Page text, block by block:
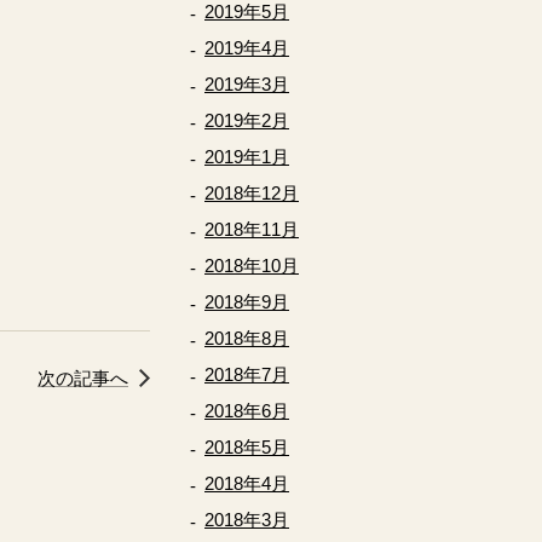
次の記事へ
2019年5月
2019年4月
2019年3月
2019年2月
2019年1月
2018年12月
2018年11月
2018年10月
2018年9月
2018年8月
2018年7月
2018年6月
2018年5月
2018年4月
2018年3月